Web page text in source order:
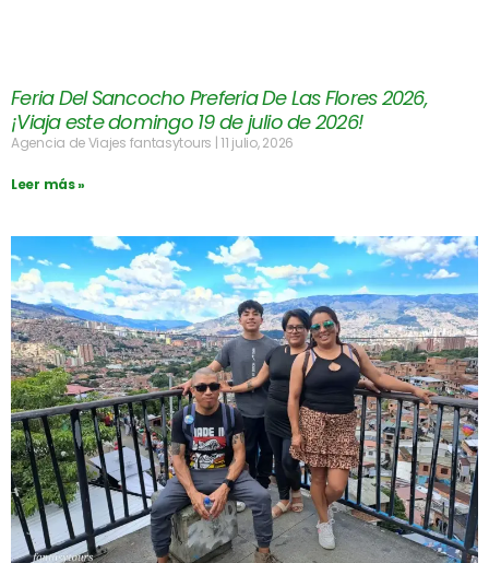
Feria Del Sancocho Preferia De Las Flores 2026,
¡Viaja este domingo 19 de julio de 2026!
Agencia de Viajes fantasytours 11 julio, 2026
Leer más »